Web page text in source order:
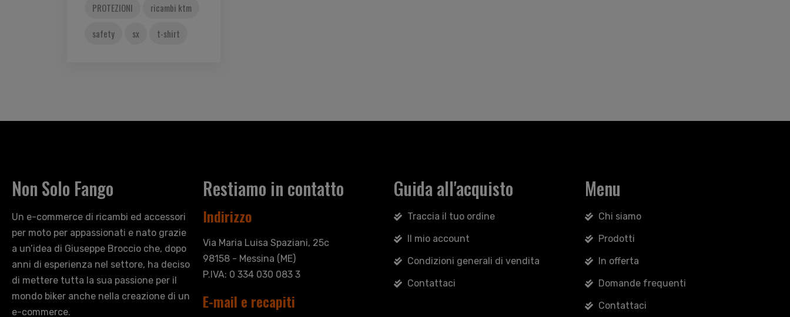
PROTEZIONI
ricambi ktm
safety
sx t-shirt
Non Solo Fango
Un e-commerce di ricambi ed accessori
per moto per appassionati e nato grazie
a un’idea di Giuseppe Broccio che, dopo
anni di esperienza nel settore, ha deciso
di mettere tutta la sua passione per il
mondo biker anche nella creazione di un
e-commerce.
Restiamo in contatto
Indirizzo
Via Maria Luisa Spaziani, 25c
98158 - Messina (ME)
P.IVA: 0 334 030 083 3
E-mail e recapiti
Guida all'acquisto
Traccia il tuo ordine
Il mio account
Condizioni generali di vendita
Contattaci
Menu
Chi siamo
Prodotti
In offerta
Domande frequenti
Contattaci